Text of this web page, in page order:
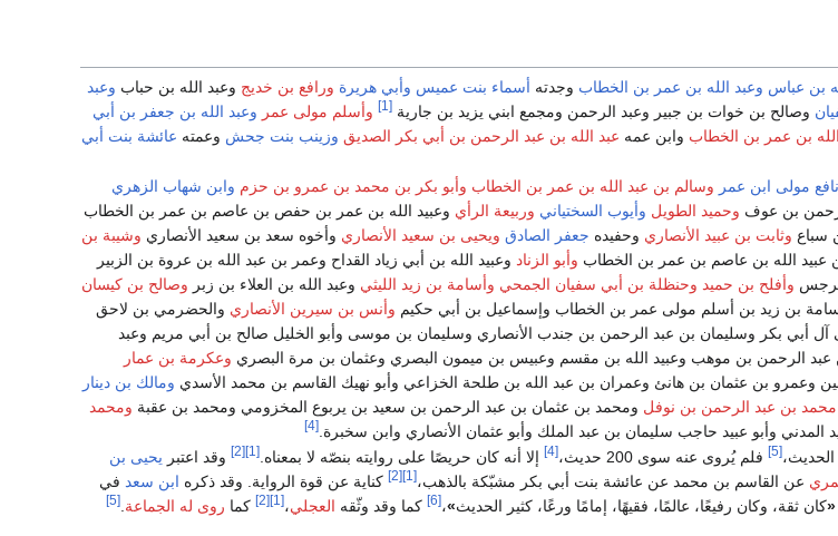
بن عباس وعبد الله بن عمر بن الخطاب وجدته أسماء بنت عميس وأبي هريرة ورافع بن خديج وعبد الله بن حباب وعبد
وصالح بن خوات بن جبير وعبد الرحمن ومجمع ابني يزيد بن جارية[1] وأسلم مولى عمر وعبد الله بن جعفر بن أبي
بن عمر بن الخطاب وابن عمه عبد الله بن عبد الرحمن بن أبي بكر الصديق وزينب بنت جحش وعمته عائشة بنت أبي
مولى ابن عمر وسالم بن عبد الله بن عمر بن الخطاب وأبو بكر بن محمد بن عمرو بن حزم وابن شهاب الزهري
بن عوف وحميد الطويل وأيوب السختياني وربيعة الرأي وعبيد الله بن عمر بن حفص بن عاصم بن عمر بن الخطاب
سباع وثابت بن عبيد الأنصاري وحفيده جعفر الصادق ويحيى بن سعيد الأنصاري وأخوه سعد بن سعيد الأنصاري وشيبة بن
عبيد الله بن عاصم بن عمر بن الخطاب وأبو الزناد وعبيد الله بن أبي زياد القداح وعمر بن عبد الله بن عروة بن الزبير
وأفلح بن حميد وحنظلة بن أبي سفيان الجمحي وأسامة بن زيد الليثي وعبد الله بن العلاء بن زبر وصالح بن كيسان
بن زيد بن أسلم مولى عمر بن الخطاب وإسماعيل بن أبي حكيم وأنس بن سيرين الأنصاري والحضرمي بن لاحق
أبي بكر وسليمان بن عبد الرحمن بن جندب الأنصاري وسليمان بن موسى وأبو الخليل صالح بن أبي مريم وعبد
عبد الرحمن بن موهب وعبيد الله بن مقسم وعبيس بن ميمون البصري وعثمان بن مرة البصري وعكرمة بن عمار
وعمرو بن عثمان بن هانئ وعمران بن عبد الله بن طلحة الخزاعي وأبو نهيك القاسم بن محمد الأسدي ومالك بن دينار
محمد بن عبد الرحمن بن نوفل ومحمد بن عثمان بن عبد الرحمن بن سعيد بن يربوع المخزومي ومحمد بن عقبة ومحمد
المدني وأبو عبيد حاجب سليمان بن عبد الملك وأبو عثمان الأنصاري وابن سخبرة.[4]
[5] فلم يُروى عنه سوى 200 حديث، [4] إلا أنه كان حريصًا على روايته بنصّه لا بمعناه.[1]
[2] وقد اعتبر يحيى بن
عن القاسم بن محمد عن عائشة بنت أبي بكر مشبّكة بالذهب،[1]
[2] كناية عن قوة الرواية. وقد ذكره ابن سعد في
«كان ثقة، وكان رفيعًا، عالمًا، فقيهًا، إمامًا ورعًا، كثير الحديث»،[6] كما وقد وثّقه العجلي،[1]
[2] كما روى له الجماعة.
[5]